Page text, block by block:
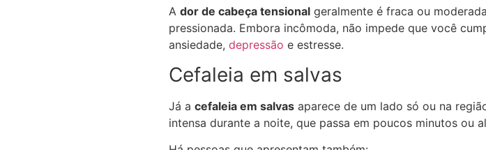
A dor de cabeça tensional geralmente é fraca ou
pressionada. Embora incômoda, não impede que você
ansiedade, depressão e estresse.
Cefaleia em salvas
Já a cefaleia em salvas aparece de um lado só ou na
intensa durante a noite, que passa em poucos minutos ou